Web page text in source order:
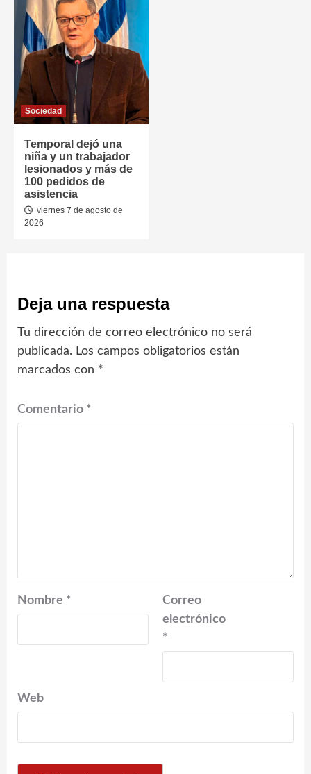
Sociedad
Temporal dejó una
niña y un trabajador
lesionados y más de
100 pedidos de
asistencia
viernes 7 de agosto de
2026
Deja una respuesta
Tu dirección de correo electrónico no será
publicada. Los campos obligatorios están
marcados con *
Comentario *
Nombre *
Correo
electrónico
*
Web